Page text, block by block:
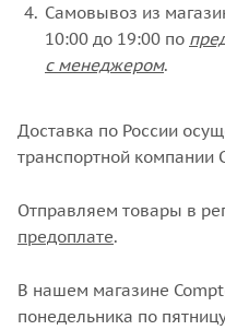
Самовывоз из
10:00 до 19:00 по
с менеджером.
Доставка по России
транспортной компании
Отправляем товары в
предоплате.
В нашем магазине
понедельника по